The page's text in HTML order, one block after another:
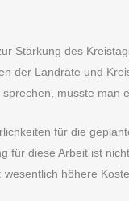
Stärkung des
der Landräte und
müsste
für die
für diese Arbeit ist
höhere